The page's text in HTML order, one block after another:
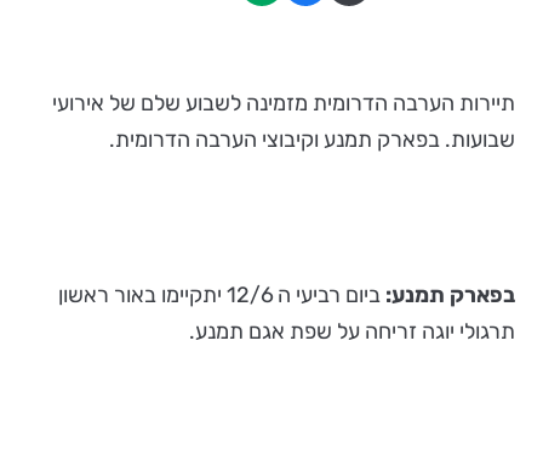
תיירות הערבה הדרומית מזמינה לשבוע שלם של אירועי
שבועות. בפארק תמנע וקיבוצי הערבה הדרומית.
בפארק תמנע:
ביום רביעי ה 12/6 יתקיימו באור ראשון
תרגולי יוגה זריחה על שפת אגם תמנע.